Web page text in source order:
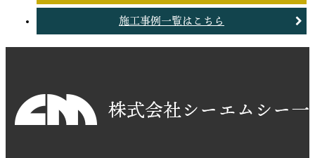
施工事例一覧はこちら